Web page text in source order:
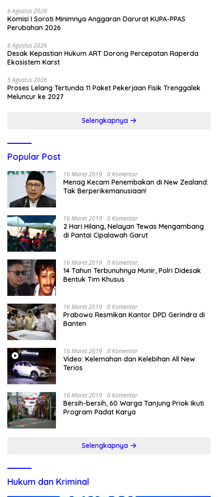
6 Agustus 2026
Komisi I Soroti Minimnya Anggaran Darurat KUPA-PPAS
Perubahan 2026
6 Agustus 2026
Desak Kepastian Hukum ART Dorong Percepatan Raperda
Ekosistem Karst
5 Agustus 2026
Proses Lelang Tertunda 11 Paket Pekerjaan Fisik Trenggalek
Meluncur ke 2027
Selengkapnya
Popular Post
16 Maret 2019 0 Komentar
Menag Kecam Penembakan di New Zealand:
Tak Berperikemanusiaan!
16 Maret 2019 0 Komentar
2 Hari Hilang, Nelayan Tewas Mengambang
di Pantai Cipalawah Garut
16 Maret 2019 0 Komentar
14 Tahun Terbunuhnya Munir, Polri Didesak
Bentuk Tim Khusus
16 Maret 2019 0 Komentar
Prabowo Resmikan Kantor DPD Gerindra di
Banten
16 Maret 2019 0 Komentar
Video: Kelemahan dan Kelebihan All New
Terios
16 Maret 2019 0 Komentar
Bersih-bersih, 60 Warga Tanjung Priok Ikuti
Program Padat Karya
Selengkapnya
Hukum dan Kriminal